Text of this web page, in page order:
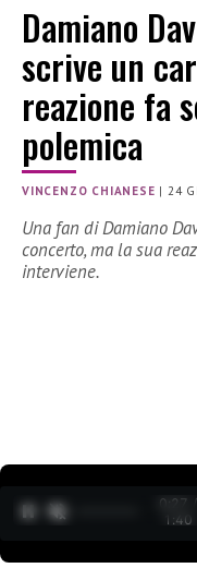
Damiano
scrive un
reazione fa
polemica
VINCENZO CHIANESE |24
Una fan di Damiano
concerto, ma la sua
interviene.
0:27 /
1:40